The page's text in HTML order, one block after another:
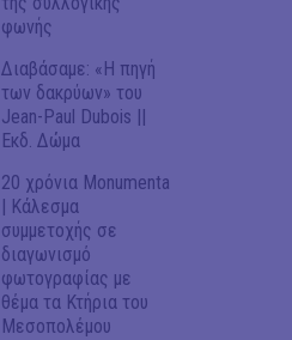
φωνής
Διαβάσαμε: «Η πηγή
των δακρύων» του
Jean-Paul Dubois ||
Εκδ. Δώμα
20 χρόνια Monumenta
| Κάλεσμα
συμμετοχής σε
διαγωνισμό
φωτογραφίας με
θέμα τα Κτήρια του
Μεσοπολέμου